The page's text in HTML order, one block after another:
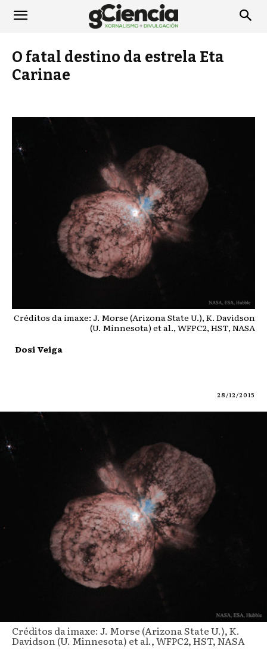
O fatal destino da estrela Eta
Carinae
Créditos da imaxe: J. Morse (Arizona State U.), K. Davidson
(U. Minnesota) et al., WFPC2, HST, NASA
Dosi Veiga
28/12/2015
Créditos da imaxe: J. Morse (Arizona State U.), K.
Davidson (U. Minnesota) et al., WFPC2, HST, NASA